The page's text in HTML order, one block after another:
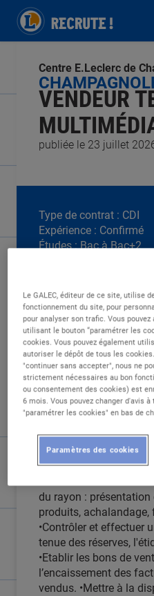
publiée le 23 juillet
VENDEUR
Centre E.Leclerc de
Type de contrat : CDI
Expérience : Confirmé
Études :Bac à Bac+2
DESCRIPTION
Nous recrutons un
multimédia H/F, en
rapidement, 39300
serez affecté aux
électroménager d'une
distribution (téléphonie
petit et gros
du rayon :
produits, achalandage,
•Contrôler et effectuer
tenue des réserves,
•Etablir les bons de
l’encaissement des
vendus. •Mettre à la
Le GALEC, éditeur de ce site, utilise
fonctionnement du site, pour
pour analyser son trafic. Vous
utilisant le bouton “paramétrer les
cookies. Vous pouvez également
autoriser le dépôt de tous les
"continuer sans accepter", nous ne
strictement nécessaires au bon
ou consentement des cookies) est
6 mois. Vous pouvez changer d'avis
"paramétrer les cookies" en bas de
Paramètres des cookies